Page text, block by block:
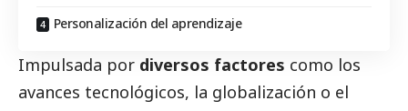
Personalización del aprendizaje
Impulsada por diversos factores como los
avances tecnológicos, la globalización o el